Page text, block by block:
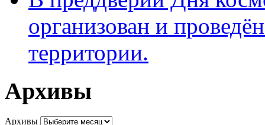
организован и
территории.
Архивы
Архивы